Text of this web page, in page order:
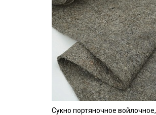
Сукно портяночное войлочное,